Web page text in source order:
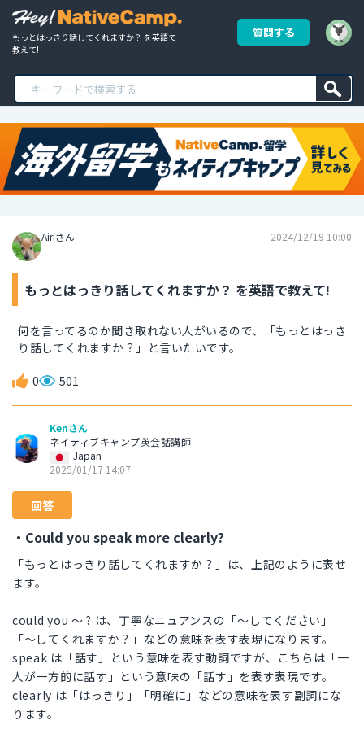
もっとはっきり話してくれますか？ を英語で
教えて!
質問する
Airiさん 2024/12/19 10:00
もっとはっきり話してくれますか？ を英語で教えて!
何を言ってるのか聞き取れない人がいるので、「もっとはっき
り話してくれますか？」と言いたいです。
0 501
Kenさん
ネイティブキャンプ英会話講師
Japan
2025/01/17 14:07
回答
・Could you speak more clearly?
「もっとはっきり話してくれますか？」は、上記のように表せ
ます。
could you 〜 ? は、丁寧なニュアンスの「〜してください」
「〜してくれますか？」などの意味を表す表現になります。
speak は「話す」という意味を表す動詞ですが、こちらは「一
人が一方的に話す」という意味の「話す」を表す表現です。
clearly は「はっきり」「明確に」などの意味を表す副詞にな
ります。